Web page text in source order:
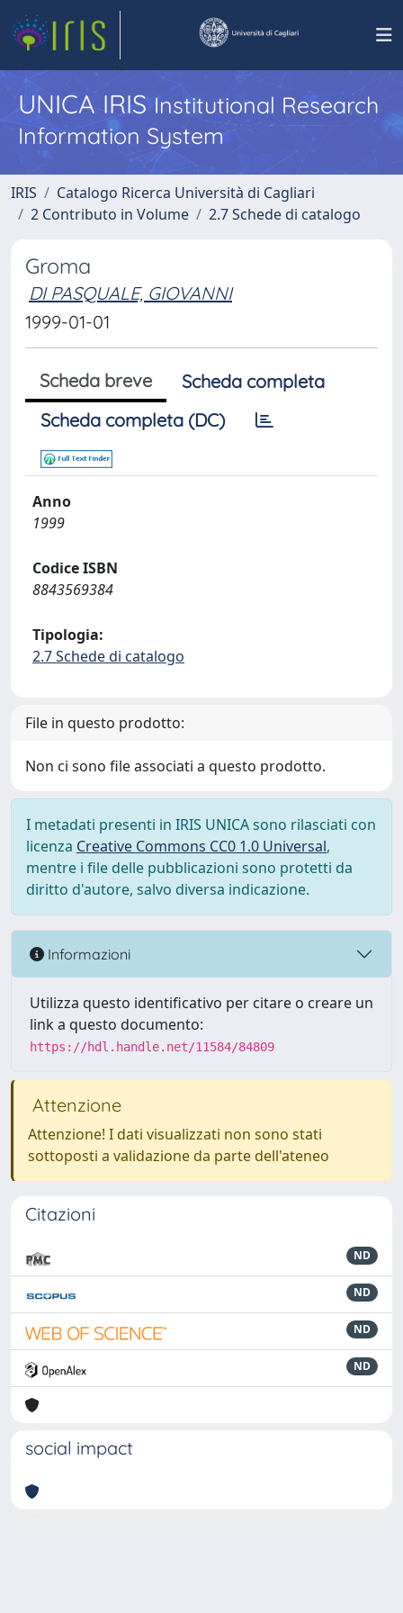
UNICA IRISInstitutional Research
Information System
IRIS
Catalogo Ricerca Università di Cagliari
2 Contributo in Volume
2.7 Schede di catalogo
Groma
DI PASQUALE, GIOVANNI
1999-01-01
Scheda breve
Scheda completa
Scheda completa (DC)
Anno
1999
Codice ISBN
8843569384
Tipologia:
2.7 Schede di catalogo
File in questo prodotto:
Non ci sono file associati a questo prodotto.
I metadati presenti in IRIS UNICA sono rilasciati con
licenza Creative Commons CC0 1.0 Universal,
mentre i file delle pubblicazioni sono protetti da
diritto d'autore, salvo diversa indicazione.
Informazioni
Utilizza questo identificativo per citare o creare un
link a questo documento:
https://hdl.handle.net/11584/84809
Attenzione
Attenzione! I dati visualizzati non sono stati
sottoposti a validazione da parte dell'ateneo
Citazioni
ND
ND
ND
ND
social impact